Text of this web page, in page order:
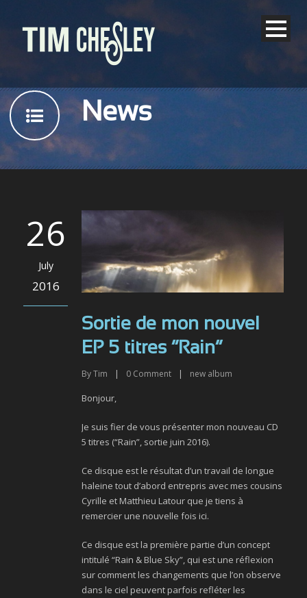
News
26
July
2016
Sortie de mon nouvel
EP 5 titres “Rain”
ByTim | 0 Comment | new album
Bonjour,
Je suis fier de vous présenter mon nouveau CD
5 titres (“Rain”, sortie juin 2016).
Ce disque est le résultat d’un travail de longue
haleine tout d’abord entrepris avec mes cousins
Cyrille et Matthieu Latour que je tiens à
remercier une nouvelle fois ici.
Ce disque est la première partie d’un concept
intitulé “Rain & Blue Sky”, qui est une réflexion
sur comment les changements que l’on observe
dans le ciel peuvent parfois refléter les